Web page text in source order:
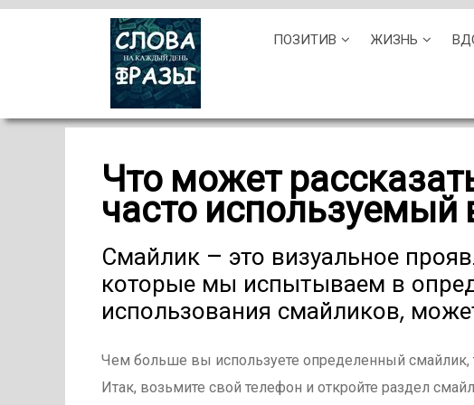
ПОЗИТИВ ЖИЗНЬ
Что может
часто
Смайлик – это визуальное
которые мы испытываем в
использования смайликов,
Чем больше вы используете определенный смайлик,
Итак, возьмите свой телефон и откройте раздел